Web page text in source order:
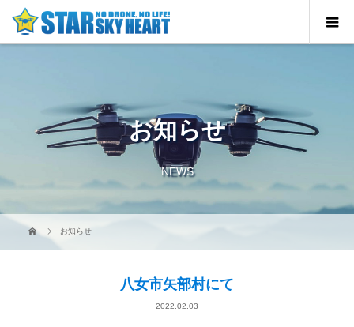
お知らせ
NEWS
お知らせ
八女市矢部村にて
2022.02.03